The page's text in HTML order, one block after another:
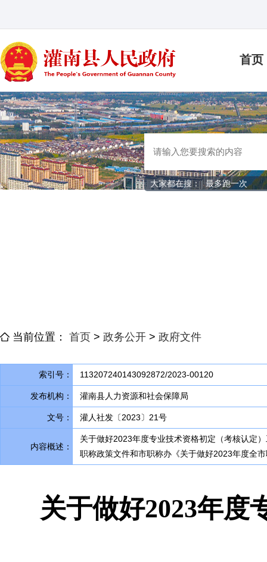
首页
大家都在搜： 最多跑一次
当前位置： 首页 > 政务公开 > 政府文件
索引号： 113207240143092872/2023-00120
发布机构： 灌南县人力资源和社会保障局
文号： 灌人社发〔2023〕21号
内容概述：
关于做好2023年度专业技术资格初定（考核认定
职称政策文件和市职称办《关于做好2023年度全
关于做好2023年度